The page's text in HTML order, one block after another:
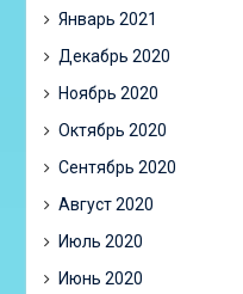
Январь 2021
Декабрь 2020
Ноябрь 2020
Октябрь 2020
Сентябрь 2020
Август 2020
Июль 2020
Июнь 2020